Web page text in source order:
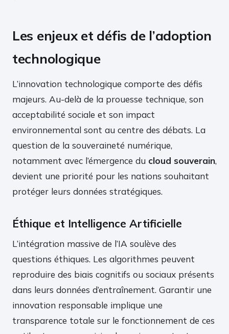
Les enjeux et défis de l’adoption
technologique
L’innovation technologique comporte des défis
majeurs. Au-delà de la prouesse technique, son
acceptabilité sociale et son impact
environnemental sont au centre des débats. La
question de la souveraineté numérique,
notamment avec l’émergence du cloud souverain,
devient une priorité pour les nations souhaitant
protéger leurs données stratégiques.
Éthique et Intelligence Artificielle
L’intégration massive de l’IA soulève des
questions éthiques. Les algorithmes peuvent
reproduire des biais cognitifs ou sociaux présents
dans leurs données d’entraînement. Garantir une
innovation responsable implique une
transparence totale sur le fonctionnement de ces